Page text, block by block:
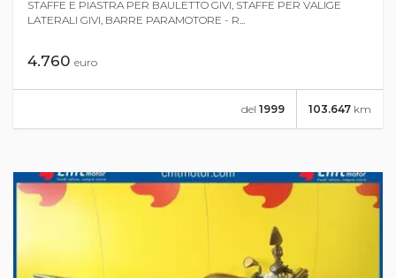
STAFFE E PIASTRA PER BAULETTO GIVI, STAFFE PER VALIGE
LATERALI GIVI, BARRE PARAMOTORE - R...
4.760 euro
103.647 km
del 1999